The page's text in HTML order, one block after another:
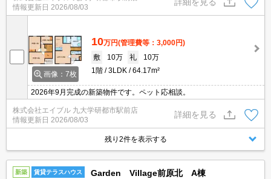
情報更新日 2026/08/03
詳細を見る
画像：7枚
10万円(管理費等：3,000円)
敷
10万 礼
10万
1階
3LDK 64.17m²
2026年9月完成の新築物件です。ペット応相談。
株式会社エイブル 九大学研都市駅前店
情報更新日 2026/08/03
詳細を見る
残り2件を表示する
新築 賃貸テラスハウス Garden Village前原北 A棟